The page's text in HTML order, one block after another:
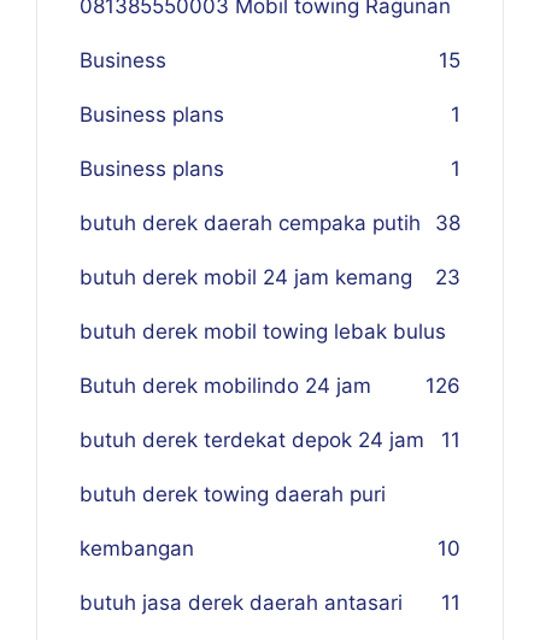
081385550003 Mobil towing Ragunan
5
Business 1
Business plans 1
Business plans 1
butuh derek daerah cempaka putih 38
butuh derek mobil 24 jam kemang 23
butuh derek mobil towing lebak bulus
26
Butuh derek mobilindo 24 jam 1
butuh derek terdekat depok 24 jam 11
butuh derek towing daerah puri
kembangan 10
butuh jasa derek daerah antasari 11